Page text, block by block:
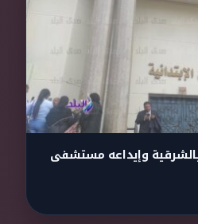
وإيداعه مستشفى